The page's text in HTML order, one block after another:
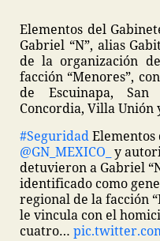
Elementos del
Gabriel “N”, alias
de la organización
facción “Menores”,
de Escuinapa, San
Concordia, Villa Unión
#SeguridadElementos
@GN_MEXICO_ y
detuvieron a Gabriel
identificado como
regional de la facción
le vincula con el
cuatro…